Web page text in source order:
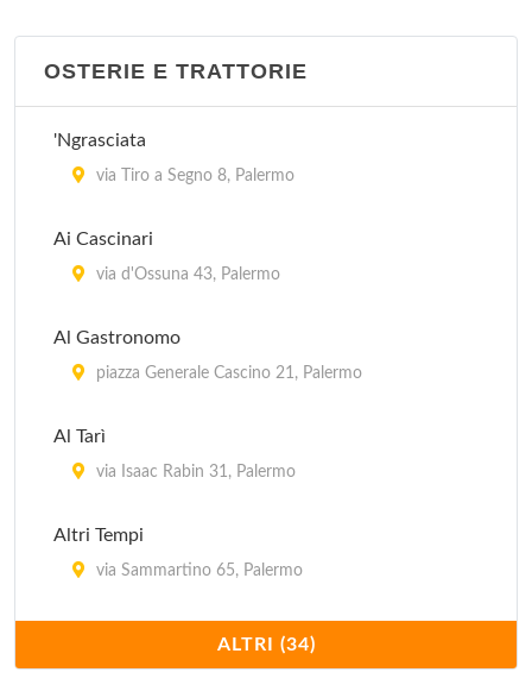
OSTERIE E TRATTORIE
'Ngrasciata
via Tiro a Segno 8, Palermo
Ai Cascinari
via d'Ossuna 43, Palermo
Al Gastronomo
piazza Generale Cascino 21, Palermo
Al Tarì
via Isaac Rabin 31, Palermo
Altri Tempi
via Sammartino 65, Palermo
via Giacalone 3, Palermo
ALTRI (34)